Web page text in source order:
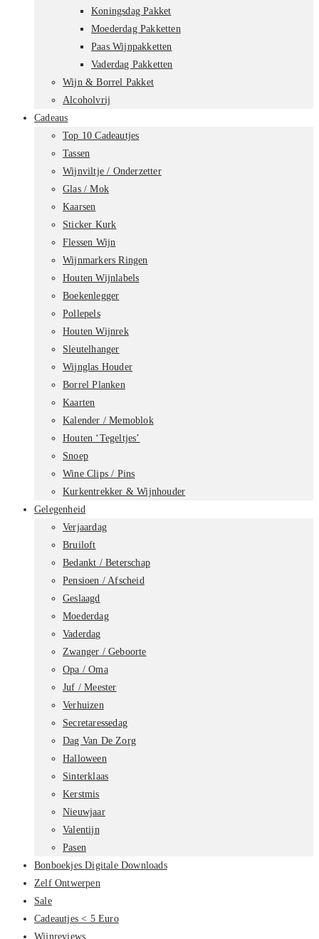
Koningsdag Pakket
Moederdag Pakketten
Paas Wijnpakketten
Vaderdag Pakketten
Wijn & Borrel Pakket
Alcoholvrij
Cadeaus
Top 10 Cadeautjes
Tassen
Wijnviltje / Onderzetter
Glas / Mok
Kaarsen
Sticker Kurk
Flessen Wijn
Wijnmarkers Ringen
Houten Wijnlabels
Boekenlegger
Pollepels
Houten Wijnrek
Sleutelhanger
Wijnglas Houder
Borrel Planken
Kaarten
Kalender / Memoblok
Houten ‘Tegeltjes’
Snoep
Wine Clips / Pins
Kurkentrekker & Wijnhouder
Gelegenheid
Verjaardag
Bruiloft
Bedankt / Beterschap
Pensioen / Afscheid
Geslaagd
Moederdag
Vaderdag
Zwanger / Geboorte
Opa / Oma
Juf / Meester
Verhuizen
Secretaressedag
Dag Van De Zorg
Halloween
Sinterklaas
Kerstmis
Nieuwjaar
Valentijn
Pasen
Bonboekjes Digitale Downloads
Zelf Ontwerpen
Sale
Cadeautjes < 5 Euro
Wijnreviews